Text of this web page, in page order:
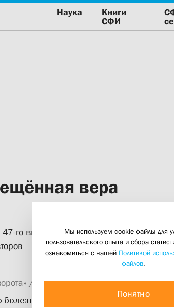
Наука
Книги
СФИ
вера
47-го выпуска журнала «Вестник Свято-
/ Online & Offline
веры, о том, что она может
Мы используем cookie-файлы для
пользовательского опыта и сбора
ознакомиться с нашей Политикой
файлов.
Понятно